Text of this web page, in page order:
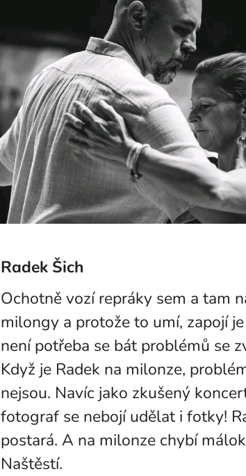
Radek Šich
Ochotně vozí repráky sem a tam
milongy a protože to umí, zapojí
není potřeba se bát problémů se
Když je Radek na milonze,
nejsou. Navíc jako zkušený
fotograf se nebojí udělat i fotky!
postará. A na milonze chybí
Naštěstí.